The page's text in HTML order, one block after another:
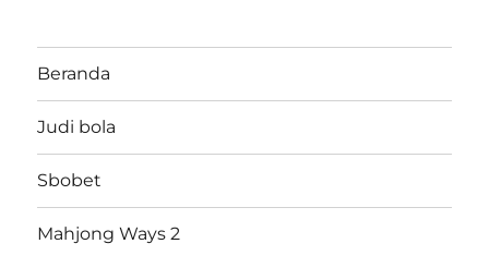
Beranda
Judi bola
Sbobet
Mahjong Ways 2